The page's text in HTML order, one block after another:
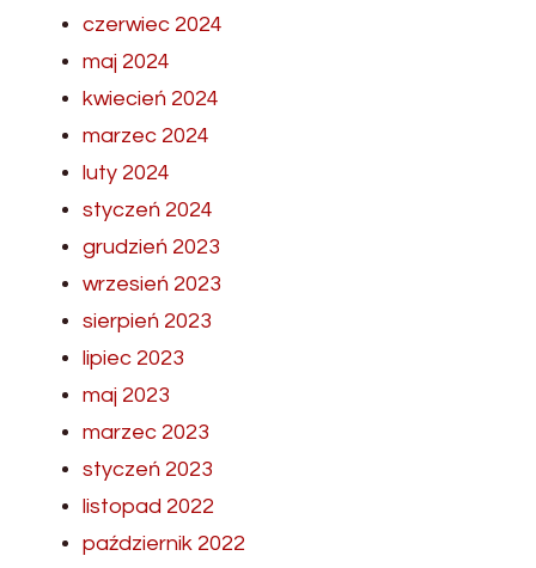
czerwiec 2024
maj 2024
kwiecień 2024
marzec 2024
luty 2024
styczeń 2024
grudzień 2023
wrzesień 2023
sierpień 2023
lipiec 2023
maj 2023
marzec 2023
styczeń 2023
listopad 2022
październik 2022